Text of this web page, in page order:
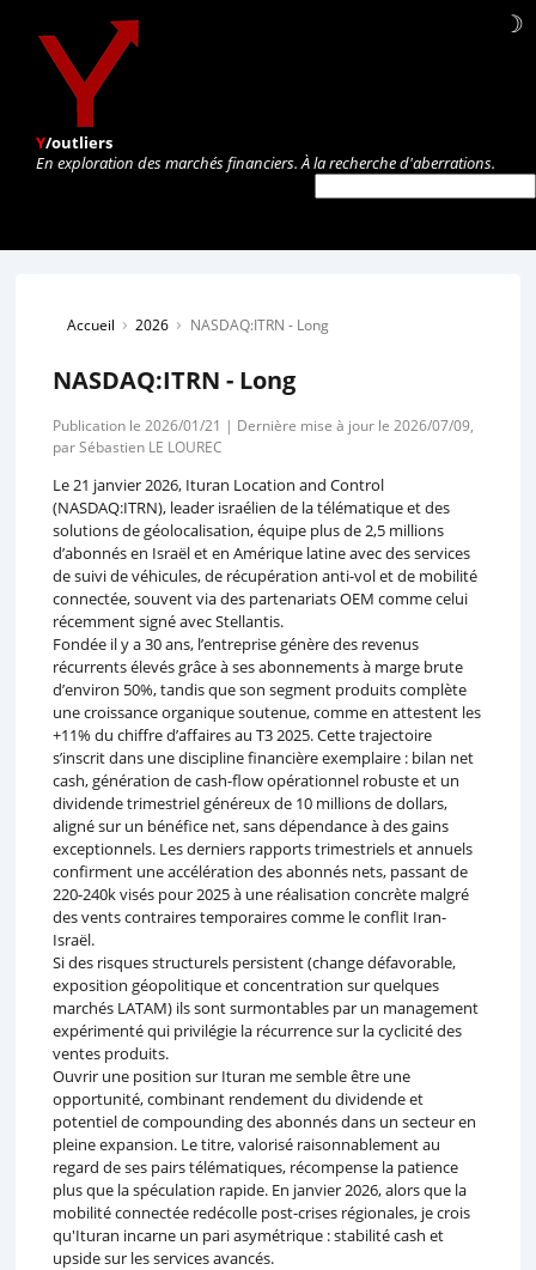
☽
Y/outliers
En exploration des marchés financiers. À la recherche d'aberrations.
Accueil › 2026 › NASDAQ:ITRN - Long
NASDAQ:ITRN - Long
Publication le 2026/01/21 | Dernière mise à jour le 2026/07/09,
par Sébastien LE LOUREC
Le 21 janvier 2026, Ituran Location and Control
(NASDAQ:ITRN), leader israélien de la télématique et des
solutions de géolocalisation, équipe plus de 2,5 millions
d’abonnés en Israël et en Amérique latine avec des services
de suivi de véhicules, de récupération anti-vol et de mobilité
connectée, souvent via des partenariats OEM comme celui
récemment signé avec Stellantis.
Fondée il y a 30 ans, l’entreprise génère des revenus
récurrents élevés grâce à ses abonnements à marge brute
d’environ 50%, tandis que son segment produits complète
une croissance organique soutenue, comme en attestent les
+11% du chiffre d’affaires au T3 2025. Cette trajectoire
s’inscrit dans une discipline financière exemplaire : bilan net
cash, génération de cash-flow opérationnel robuste et un
dividende trimestriel généreux de 10 millions de dollars,
aligné sur un bénéfice net, sans dépendance à des gains
exceptionnels. Les derniers rapports trimestriels et annuels
confirment une accélération des abonnés nets, passant de
220-240k visés pour 2025 à une réalisation concrète malgré
des vents contraires temporaires comme le conflit Iran-
Israël.
Si des risques structurels persistent (change défavorable,
exposition géopolitique et concentration sur quelques
marchés LATAM) ils sont surmontables par un management
expérimenté qui privilégie la récurrence sur la cyclicité des
ventes produits.
Ouvrir une position sur Ituran me semble être une
opportunité, combinant rendement du dividende et
potentiel de compounding des abonnés dans un secteur en
pleine expansion. Le titre, valorisé raisonnablement au
regard de ses pairs télématiques, récompense la patience
plus que la spéculation rapide. En janvier 2026, alors que la
mobilité connectée redécolle post-crises régionales, je crois
qu'Ituran incarne un pari asymétrique : stabilité cash et
upside sur les services avancés.